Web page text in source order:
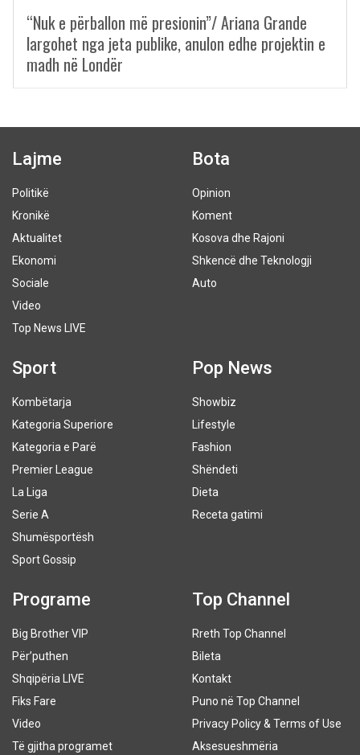
“Nuk e përballon më presionin”/ Ariana Grande
largohet nga jeta publike, anulon edhe projektin e
madh në Londër
Lajme
Politikë
Kronikë
Aktualitet
Ekonomi
Sociale
Video
Top News LIVE
Bota
Opinion
Koment
Kosova dhe Rajoni
Shkencë dhe Teknologji
Auto
Sport
Kombëtarja
Kategoria Superiore
Kategoria e Parë
Premier League
La Liga
Serie A
Shumësportësh
Sport Gossip
Pop News
Showbiz
Lifestyle
Fashion
Shëndeti
Dieta
Receta gatimi
Programe
Big Brother VIP
Për’puthen
Shqipëria LIVE
Fiks Fare
Video
Të gjitha programet
Top Channel
Rreth Top Channel
Bileta
Kontakt
Puno në Top Channel
Privacy Policy & Terms of Use
Aksesueshmëria